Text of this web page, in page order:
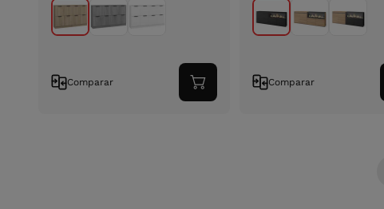
Comparar
Adicionar
ao
Comparar